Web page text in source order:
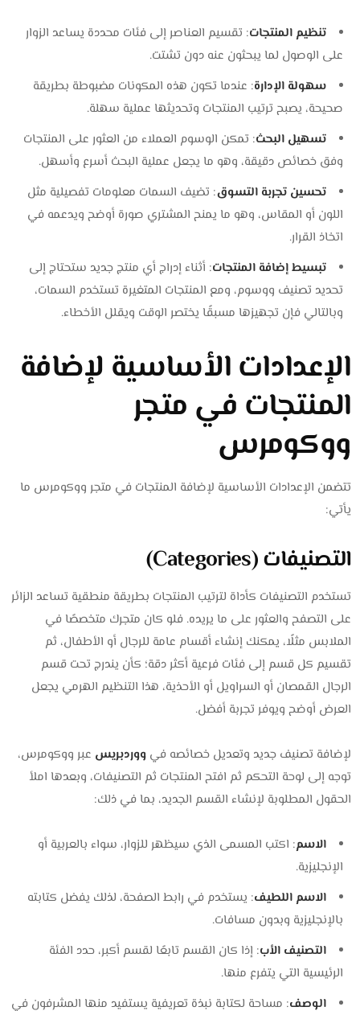
تنظيم المنتجات: تقسيم العناصر إلى فئات محددة يساعد الزوار
على الوصول لما يبحثون عنه دون تشتت.
سهولة الإدارة: عندما تكون هذه المكونات مضبوطة بطريقة
صحيحة، يصبح ترتيب المنتجات وتحديثها عملية سهلة.
تسهيل البحث: تمكن الوسوم العملاء من العثور على المنتجات
وفق خصائص دقيقة، وهو ما يجعل عملية البحث أسرع وأسهل.
تحسين تجربة التسوق: تضيف السمات معلومات تفصيلية مثل
اللون أو المقاس، وهو ما يمنح المشتري صورة أوضح ويدعمه في
اتخاذ القرار.
تبسيط إضافة المنتجات: أثناء إدراج أي منتج جديد ستحتاج إلى
تحديد تصنيف ووسوم، ومع المنتجات المتغيرة تستخدم السمات،
وبالتالي فإن تجهيزها مسبقًا يختصر الوقت ويقلل الأخطاء.
الإعدادات الأساسية لإضافة
المنتجات في متجر
ووكومرس
تتضمن الإعدادات الأساسية لإضافة المنتجات في متجر ووكومرس ما
يأتي:
التصنيفات (Categories)
تستخدم التصنيفات كأداة لترتيب المنتجات بطريقة منطقية تساعد الزائر
على التصفح والعثور على ما يريده. فلو كان متجرك متخصصًا في
الملابس مثلًا، يمكنك إنشاء أقسام عامة للرجال أو الأطفال، ثم
تقسيم كل قسم إلى فئات فرعية أكثر دقة؛ كأن يندرج تحت قسم
الرجال القمصان أو السراويل أو الأحذية، هذا التنظيم الهرمي يجعل
العرض أوضح ويوفر تجربة أفضل.
لإضافة تصنيف جديد وتعديل خصائصه فيووردبريس عبر ووكومرس،
توجه إلى لوحة التحكم ثم افتح المنتجات ثم التصنيفات، وبعدها املأ
الحقول المطلوبة لإنشاء القسم الجديد، بما في ذلك:
الاسم: اكتب المسمى الذي سيظهر للزوار، سواء بالعربية أو
الإنجليزية.
الاسم اللطيف: يستخدم في رابط الصفحة، لذلك يفضل كتابته
بالإنجليزية وبدون مسافات.
التصنيف الأب: إذا كان القسم تابعًا لقسم أكبر، حدد الفئة
الرئيسية التي يتفرع منها.
الوصف: مساحة لكتابة نبذة تعريفية يستفيد منها المشرفون في